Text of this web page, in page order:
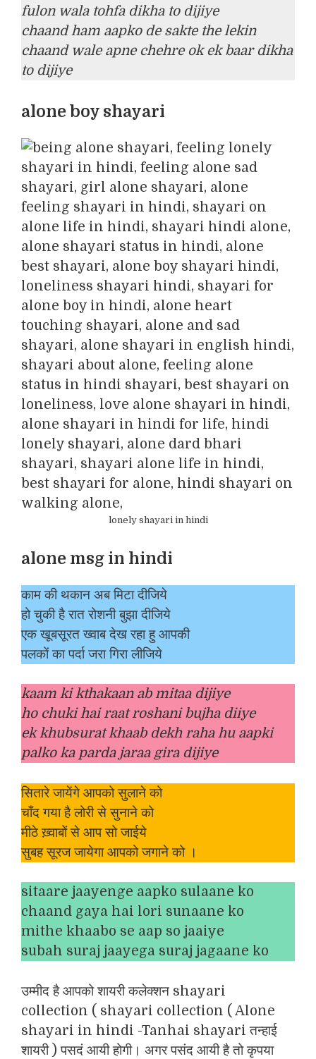
fulon wala tohfa dikha to dijiye
chaand ham aapko de sakte the lekin
chaand wale apne chehre ok ek baar dikha
to dijiye
alone boy shayari
lonely shayari in hindi
alone msg in hindi
काम की थकान अब मिटा दीजिये
हो चुकी है रात रोशनी बुझा दीजिये
एक खूबसूरत ख्वाब देख रहा हु आपकी
पलकों का पर्दा जरा गिरा लीजिये
kaam ki kthakaan ab mitaa dijiye
ho chuki hai raat roshani bujha diiye
ek khubsurat khaab dekh raha hu aapki
palko ka parda jaraa gira dijiye
सितारे जायेंगे आपको सुलाने को
चाँद गया है लोरी से सुनाने को
मीठे ख़्वाबों से आप सो जाईये
सुबह सूरज जायेगा आपको जगाने को ।
sitaare jaayenge aapko sulaane ko
chaand gaya hai lori sunaane ko
mithe khaabo se aap so jaaiye
subah suraj jaayega suraj jagaane ko
उम्मीद है आपको शायरी कलेक्शन shayari
collection ( shayari collection ( Alone
shayari in hindi -Tanhai shayari तन्हाई
शायरी ) पसदं आयी होगी। अगर पसंद आयी है तो कृपया